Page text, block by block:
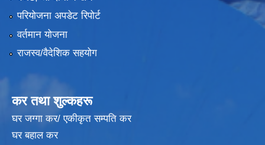
परियोजना अपडेट रिपोर्ट
वर्तमान योजना
राजस्व/वैदेशिक सहयोग
कर तथा शुल्कहरू
घर जग्गा कर/ एकीकृत सम्पति कर
घर बहाल कर